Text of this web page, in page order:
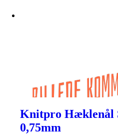
Knitpro Hæklenål
0,75mm